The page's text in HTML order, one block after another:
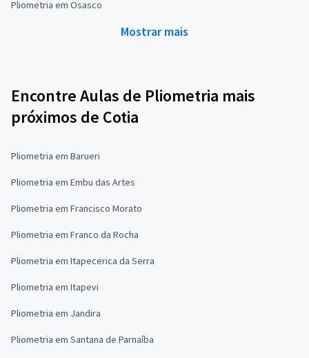
Pliometria em Osasco
Mostrar mais
Encontre Aulas de Pliometria mais
próximos de Cotia
Pliometria em Barueri
Pliometria em Embu das Artes
Pliometria em Francisco Morato
Pliometria em Franco da Rocha
Pliometria em Itapecerica da Serra
Pliometria em Itapevi
Pliometria em Jandira
Pliometria em Santana de Parnaíba